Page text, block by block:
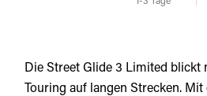
Die Street Glide 3 Limited blickt
Touring auf langen Strecken.